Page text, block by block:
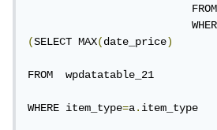
                          FROM wpdatatable_21 a
(SELECT MAX(date_price)
FROM  wpdatatable_21
WHERE item_type=a.item_type